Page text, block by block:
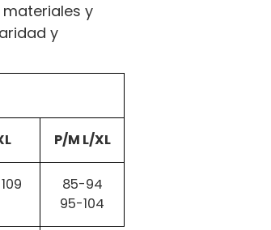
y
y
P/M L/XL
85-94
95-104